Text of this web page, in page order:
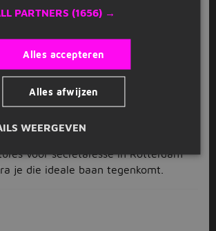
vacature voor secretaresse in
nog te solliciteren via Jobbird.
cv toe (tips voor een sterk cv vind je
pakkende motivatiebrief en verstuur
slechts één klik op de knop. Zit je
fase? Je kunt bij Jobbird
wanneer jou dat uitkomt. Stel
voor secretaresse in Rotterdam
je die ideale baan tegenkomt.
PARTNERS (1656) →
Alles accepteren
Alles afwijzen
WEERGEVEN